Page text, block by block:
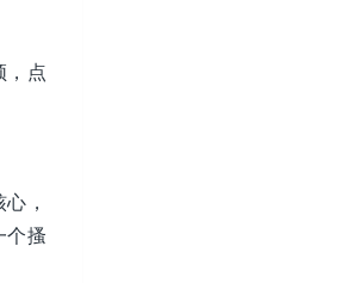
，点
，
个搔